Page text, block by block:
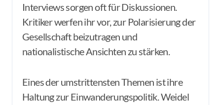
Interviews sorgen oft für Diskussionen.
Kritiker werfen ihr vor, zur Polarisierung der
Gesellschaft beizutragen und
nationalistische Ansichten zu stärken.
Eines der umstrittensten Themen ist ihre
Haltung zur Einwanderungspolitik. Weidel